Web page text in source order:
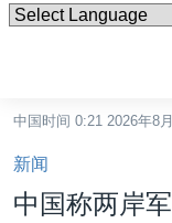
碍
链
接
中国时间 0:21 2026年8
新闻
中国称两岸